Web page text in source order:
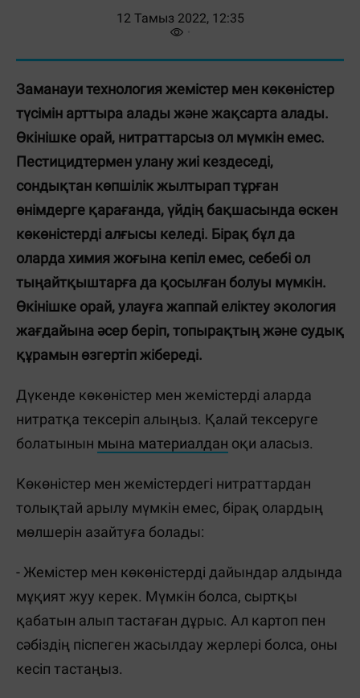
12 Тамыз 2022, 12:35
Заманауи технология жемістер мен көкөністер
түсімін арттыра алады және жақсарта алады.
Өкінішке орай, нитраттарсыз ол мүмкін емес.
Пестицидтермен улану жиі кездеседі,
сондықтан көпшілік жылтырап тұрған
өнімдерге қарағанда, үйдің бақшасында өскен
көкөністерді алғысы келеді. Бірақ бұл да
оларда химия жоғына кепіл емес, себебі ол
тыңайтқыштарға да қосылған болуы мүмкін.
Өкінішке орай, улауға жаппай еліктеу экология
жағдайына әсер беріп, топырақтың және судық
құрамын өзгертіп жібереді.
Дүкенде көкөністер мен жемістерді аларда
нитратқа тексеріп алыңыз. Қалай тексеруге
болатынын мына материалдан оқи аласыз.
Көкөністер мен жемістердегі нитраттардан
толықтай арылу мүмкін емес, бірақ олардың
мөлшерін азайтуға болады:
- Жемістер мен көкөністерді дайындар алдында
мұқият жуу керек. Мүмкін болса, сыртқы
қабатын алып тастаған дұрыс. Ал картоп пен
сәбіздің піспеген жасылдау жерлері болса, оны
кесіп тастаңыз.